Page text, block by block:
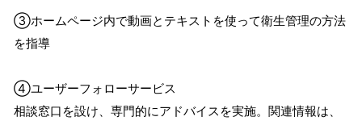
③ホームページ内で動画とテキストを使って衛生管理の方法
を指導
④ユーザーフォローサービス
相談窓口を設け、専門的にアドバイスを実施。関連情報は、